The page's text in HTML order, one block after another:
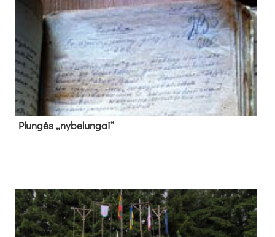
Plun­gės „ny­be­lun­gai“